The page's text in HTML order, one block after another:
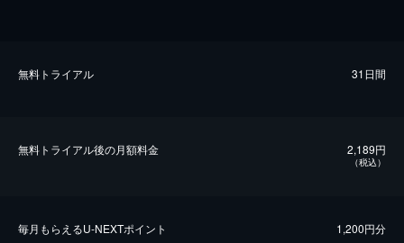
無料トライアル 31日間
無料トライアル後の⽉額料金 2,189円
（税込）
毎⽉もらえるU-NEXTポイント 1,200円分